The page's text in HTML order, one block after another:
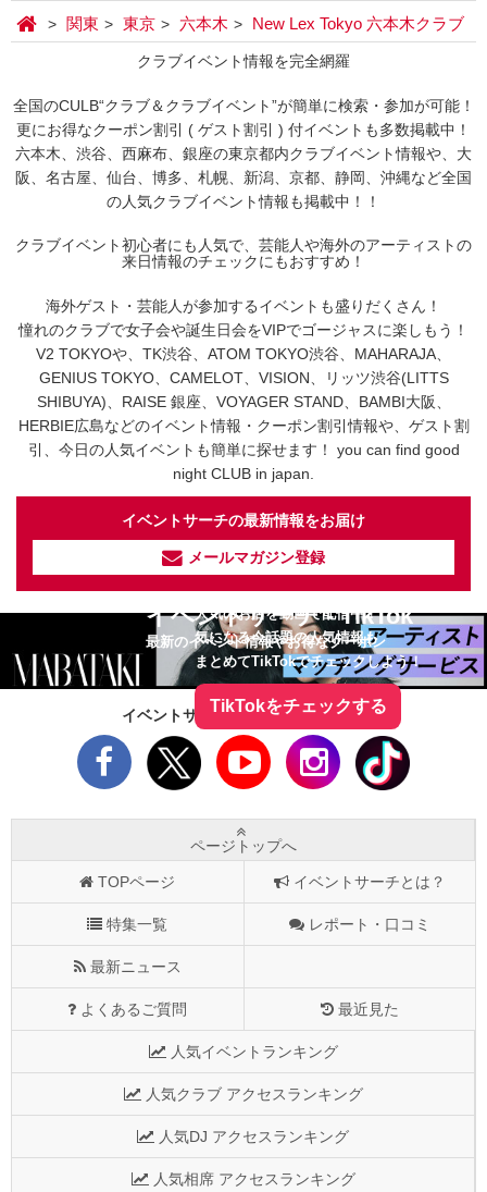
関東 東京 六本木 New Lex Tokyo 六本木クラブ
クラブイベント情報を完全網羅
全国のCULB“クラブ＆クラブイベント”が簡単に検索・参加が可能！
更にお得なクーポン割引 ( ゲスト割引 ) 付イベントも多数掲載中！
六本木、渋谷、西麻布、銀座の東京都内クラブイベント情報や、大
阪、名古屋、仙台、博多、札幌、新潟、京都、静岡、沖縄など全国
の人気クラブイベント情報も掲載中！！
クラブイベント初心者にも人気で、芸能人や海外のアーティストの
来日情報のチェックにもおすすめ！
海外ゲスト・芸能人が参加するイベントも盛りだくさん！
憧れのクラブで女子会や誕生日会をVIPでゴージャスに楽しもう！
V2 TOKYOや、TK渋谷、ATOM TOKYO渋谷、MAHARAJA、
GENIUS TOKYO、CAMELOT、VISION、リッツ渋谷(LITTS
SHIBUYA)、RAISE 銀座、VOYAGER STAND、BAMBI大阪、
HERBIE広島などのイベント情報・クーポン割引情報や、ゲスト割
引、今日の人気イベントも簡単に探せます！ you can find good
night CLUB in japan.
イベントサーチの最新情報をお届け
メールマガジン登録
イベントサーチ - TikTok
最新のイベント情報やお得なクーポン
人気のお店を動画で配信中！
気になる今話題の人気情報も
まとめてTikTokでチェックしよう！
TikTokをチェックする
イベントサーチをフォローしよう！
ページトップへ
TOPページ イベントサーチとは？
特集一覧 レポート・口コミ
最新ニュース
よくあるご質問 最近見た
人気イベントランキング
人気クラブ アクセスランキング
人気DJ アクセスランキング
人気相席 アクセスランキング